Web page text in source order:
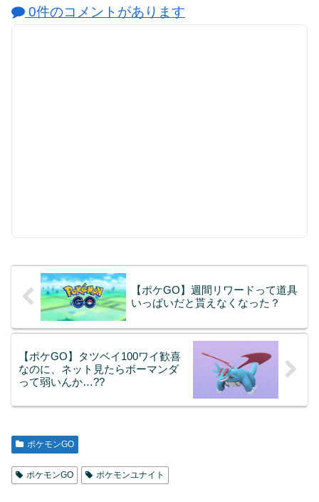
0件のコメントがあります
【ポケGO】週間リワードって道具
いっぱいだと貰えなくなった？
【ポケGO】タツベイ100ワイ歓喜
なのに、ネット見たらボーマンダ
って弱いんか…??
ポケモンGO
ポケモンGO ポケモンユナイト